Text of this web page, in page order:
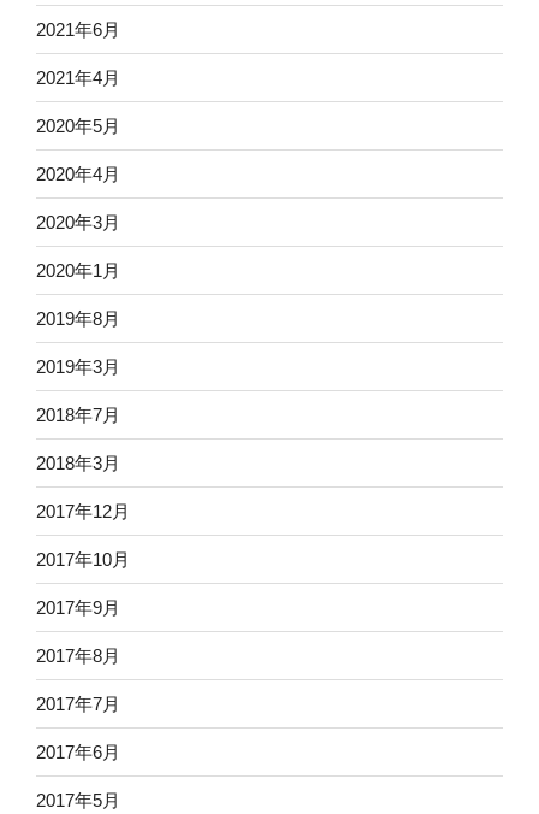
2021年6月
2021年4月
2020年5月
2020年4月
2020年3月
2020年1月
2019年8月
2019年3月
2018年7月
2018年3月
2017年12月
2017年10月
2017年9月
2017年8月
2017年7月
2017年6月
2017年5月